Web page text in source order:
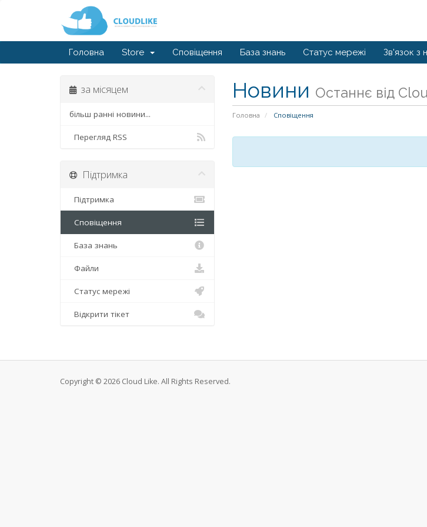
Головна Store Сповіщення База знань Статус мережі Зв'язок з
Новини Останнє від
Головна Сповіщення
за місяцем
більш ранні новини...
Перегляд RSS
Підтримка
Підтримка
Сповіщення
База знань
Файли
Статус мережі
Відкрити тікет
Copyright © 2026 Cloud Like. All Rights Reserved.